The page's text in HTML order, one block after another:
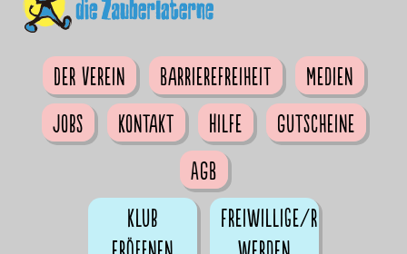
Der Verein Barrierefreiheit
Medien
Jobs
Kontakt Hilfe
Gutscheine
AGB
Klub
Freiwillige/r